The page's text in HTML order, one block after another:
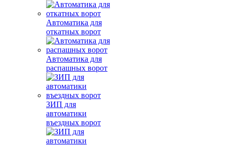
Автоматика для
откатных ворот
Автоматика для
распашных ворот
ЗИП для
автоматики
въездных ворот